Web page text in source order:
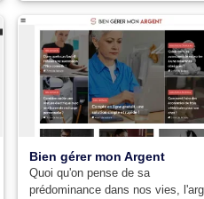
Bien gérer mon Argent
Quoi qu'on pense de sa
prédominance dans nos vies,